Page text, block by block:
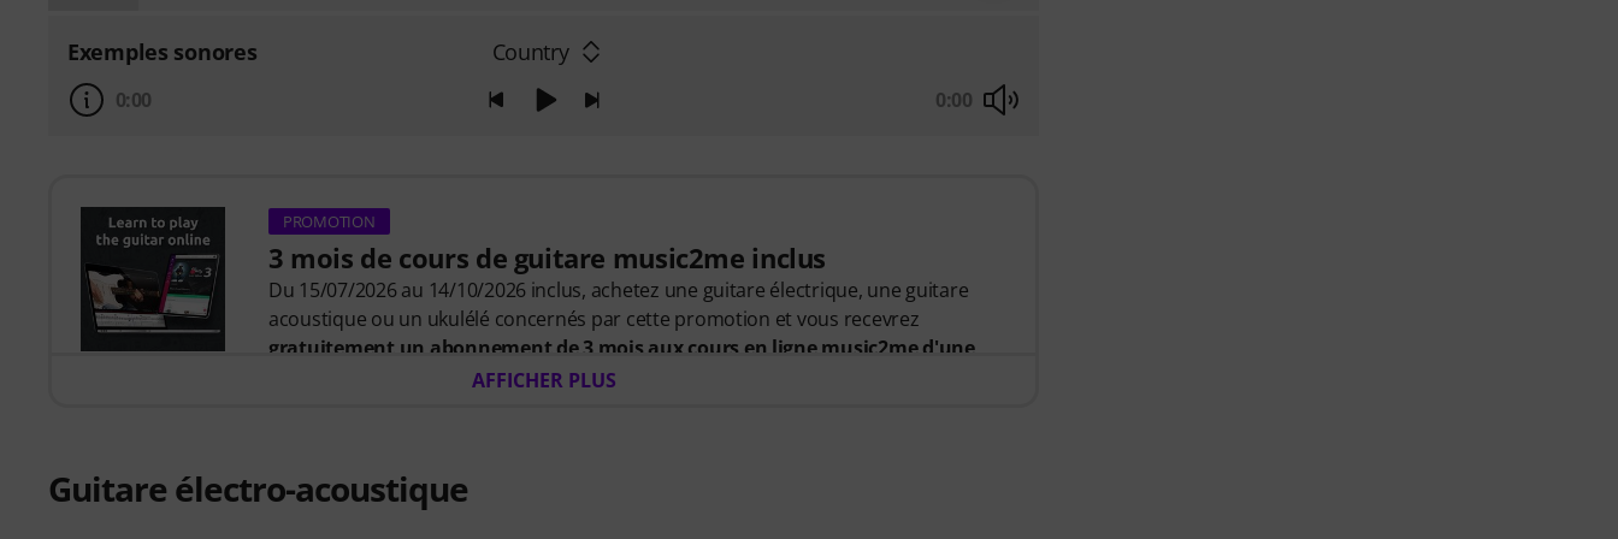
Exemples sonores Country
0:00 0:00
PROMOTION
3 mois de cours de guitare music2me inclus
Du 15/07/2026 au 14/10/2026 inclus, achetez une guitare électrique, une guitare
acoustique ou un ukulélé concernés par cette promotion et vous recevrez
gratuitement un abonnement de 3 mois aux cours en ligne music2me d'une
. Après l'expédition de votre commande, vous recevrez
pédagogique développée par des professeurs de musique qualifiés. Lauréat du prix
AFFICHER PLUS
Guitare électro-acoustique